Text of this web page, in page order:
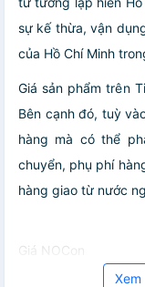
sự kế thừa, vận
của Hồ Chí Minh
Giá sản phẩm trên
Bên cạnh đó, tuỳ
hàng mà có thể
chuyển, phụ phí
hàng giao từ nước
Giá NOCon